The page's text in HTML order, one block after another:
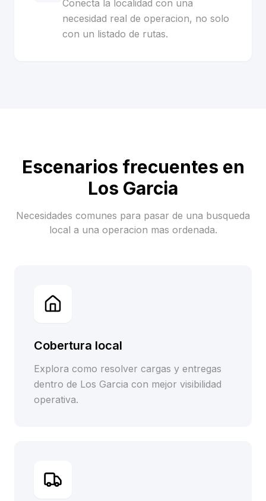
Conecta la localidad con una
necesidad real de operacion, no solo
con un listado de rutas.
Escenarios frecuentes en
Los Garcia
Necesidades comunes para pasar de una busqueda
local a una operacion mas ordenada.
Cobertura local
Explora como resolver cargas y entregas
dentro de Los Garcia con mejor visibilidad
operativa.